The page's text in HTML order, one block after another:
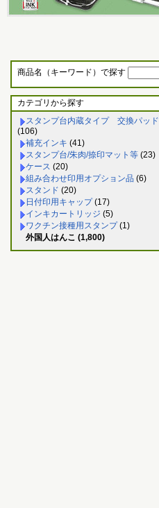
商品名（キーワード）で探す
カテゴリから探す
スタンプ台内蔵タイプ 交換パッド
(106)
補充インキ (41)
スタンプ台/朱肉/捺印マット等 (23)
ケース (20)
組み合わせ印用オプション品 (6)
スタンド (20)
日付印用キャップ(17)
インキカートリッジ (5)
ワクチン接種用スタンプ(1)
外国人はんこ (1,800)